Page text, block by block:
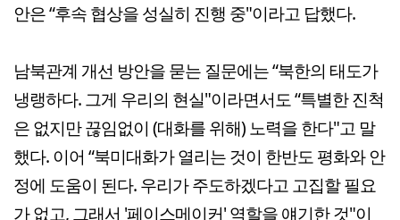
안은 “후속 협상을 성실히 진행 중"이라고 답했다.
남북관계 개선 방안을 묻는 질문에는 “북한의 태도가
냉랭하다. 그게 우리의 현실"이라면서도 “특별한 진척
은 없지만 끊임없이 (대화를 위해) 노력을 한다"고 말
했다. 이어 “북미대화가 열리는 것이 한반도 평화와 안
정에 도움이 된다. 우리가 주도하겠다고 고집할 필요
가 없고, 그래서 '페이스메이커' 역할을 얘기한 것"이